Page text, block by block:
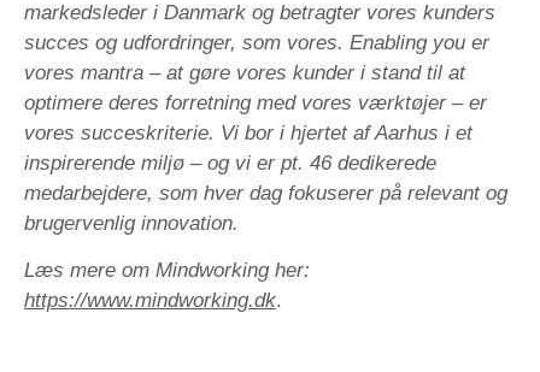
markedsleder i Danmark og betragter vores kunders
succes og udfordringer, som vores. Enabling you er
vores mantra – at gøre vores kunder i stand til at
optimere deres forretning med vores værktøjer – er
vores succeskriterie. Vi bor i hjertet af Aarhus i et
inspirerende miljø – og vi er pt. 46 dedikerede
medarbejdere, som hver dag fokuserer på relevant og
brugervenlig innovation.
Læs mere om Mindworking her:
https://www.mindworking.dk.